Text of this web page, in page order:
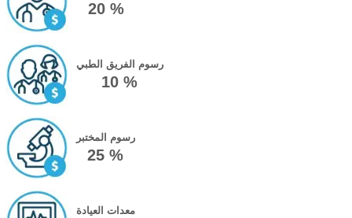
20 %
رسوم الفريق الطبي
10 %
رسوم المختبر
25 %
معدات العيادة